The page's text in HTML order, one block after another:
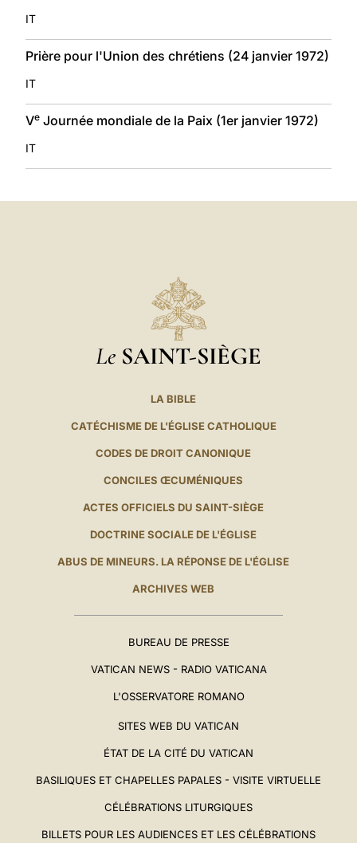
IT
Prière pour l'Union des chrétiens (24 janvier 1972)
IT
Ve Journée mondiale de la Paix (1er janvier 1972)
IT
Le SAINT-SIÈGE
LA BIBLE
CATÉCHISME DE L'ÉGLISE CATHOLIQUE
CODES DE DROIT CANONIQUE
CONCILES ŒCUMÉNIQUES
ACTES OFFICIELS DU SAINT-SIÈGE
DOCTRINE SOCIALE DE L'ÉGLISE
ABUS DE MINEURS. LA RÉPONSE DE L'ÉGLISE
ARCHIVES WEB
BUREAU DE PRESSE
VATICAN NEWS - RADIO VATICANA
L'OSSERVATORE ROMANO
SITES WEB DU VATICAN
ÉTAT DE LA CITÉ DU VATICAN
BASILIQUES ET CHAPELLES PAPALES - VISITE VIRTUELLE
CÉLÉBRATIONS LITURGIQUES
BILLETS POUR LES AUDIENCES ET LES CÉLÉBRATIONS